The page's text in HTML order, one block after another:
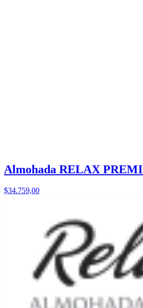
Almohada RELAX
$34.759,00